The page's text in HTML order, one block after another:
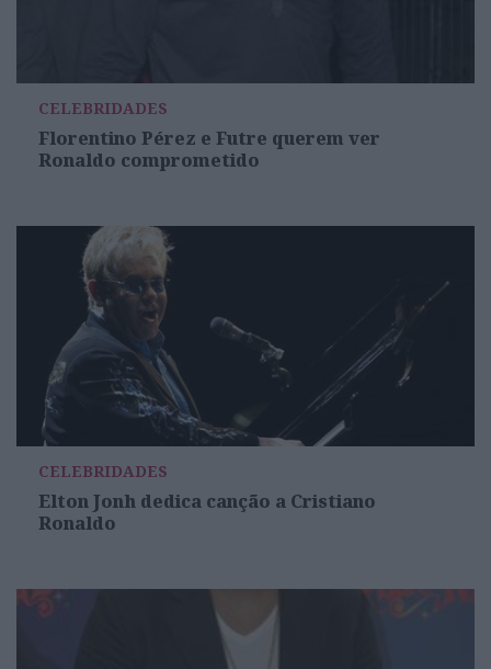
CELEBRIDADES
Florentino Pérez e Futre querem ver
Ronaldo comprometido
CELEBRIDADES
Elton Jonh dedica canção a Cristiano
Ronaldo